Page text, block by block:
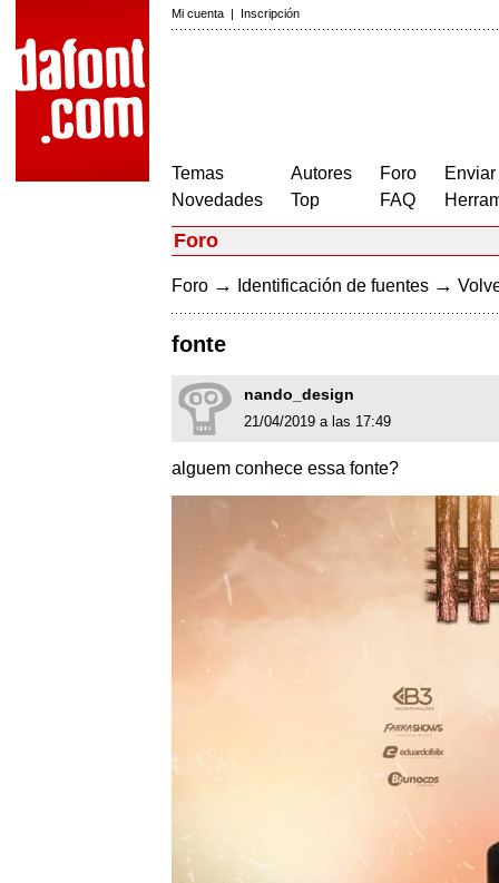
Mi cuenta | Inscripción
Temas
Novedades
Autores
Top
Foro
FAQ
Foro
Foro → Identificación de fuentes →
fonte
nando_design
21/04/2019 a las 17:49
alguem conhece essa fonte?